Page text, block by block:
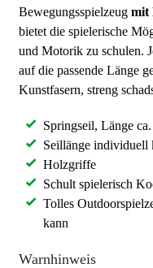
Bewegungsspielzeug mit
bietet die spielerische
und Motorik zu schulen.
auf die passende Länge
Kunstfasern, streng
Springseil, Länge
Seillänge individuell
Holzgriffe
Schult spielerisch
Tolles
kann
Warnhinweis